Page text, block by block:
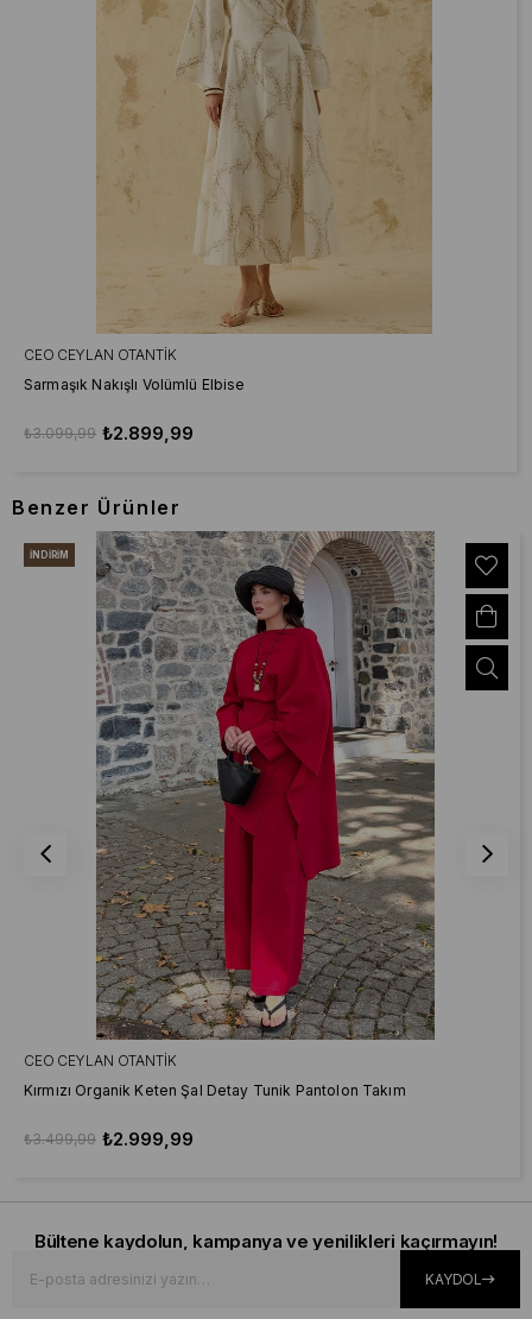
CEO CEYLAN OTANTIK
Sarmaşık Nakışlı Volümlü Elbise
₺2.899,99
₺3.099,99
Benzer Ürünler
CEO CEYLAN OTANTIK
Kırmızı Organik Keten Şal Detay Tunik Pantolon Takım
₺2.999,99
₺3.499,99
İNDIRIM
Bültene kaydolun, kampanya ve yenilikleri kaçırmayın!
KAYDOL